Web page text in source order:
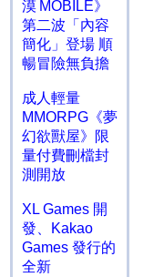
漠 MOBILE》
第二波「內容
簡化」登場 順
暢冒險無負擔
成人輕量
MMORPG《夢
幻欲獸屋》限
量付費刪檔封
測開放
XL Games 開
發、Kakao
Games 發行的
全新